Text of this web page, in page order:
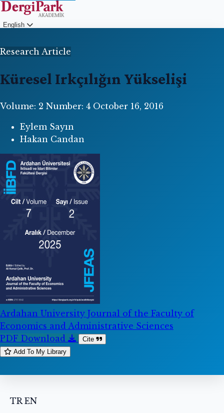
English
Research Article
Küresel Irkçılığın Yükselişi
Volume: 2 Number: 4 October 16, 2016
Eylem Sayın
Hakan Candan
Ardahan University Journal of the Faculty of
Economics and Administrative Sciences
PDF Download
Cite
Add To My Library
TR EN